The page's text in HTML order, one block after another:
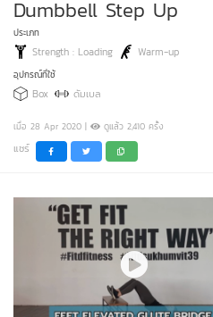
Dumbbell Step Up
ประเภท
Strength : Loading Warm-up
อุปกรณ์ที่ใช้
Box ดัมเบล
เมื่อ 28 Apr 2020 | ดูแล้ว 2,410 ครั้ง
แชร์